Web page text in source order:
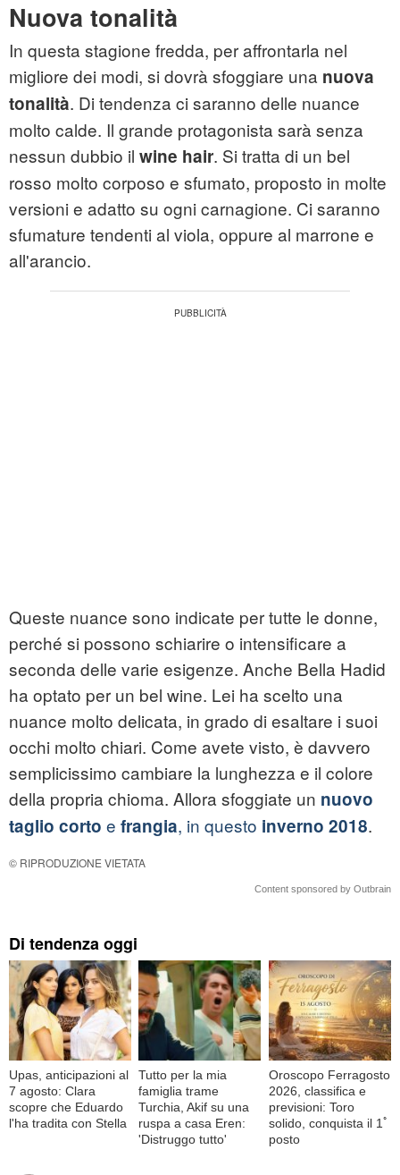
Nuova tonalità
In questa stagione fredda, per affrontarla nel
migliore dei modi, si dovrà sfoggiare una nuova
tonalità. Di tendenza ci saranno delle nuance
molto calde. Il grande protagonista sarà senza
nessun dubbio il wine hair. Si tratta di un bel
rosso molto corposo e sfumato, proposto in molte
versioni e adatto su ogni carnagione. Ci saranno
sfumature tendenti al viola, oppure al marrone e
all'arancio.
Queste nuance sono indicate per tutte le donne,
perché si possono schiarire o intensificare a
seconda delle varie esigenze. Anche Bella Hadid
ha optato per un bel wine. Lei ha scelto una
nuance molto delicata, in grado di esaltare i suoi
occhi molto chiari. Come avete visto, è davvero
semplicissimo cambiare la lunghezza e il colore
della propria chioma. Allora sfoggiate un nuovo
taglio corto e frangia, in questo inverno 2018.
© RIPRODUZIONE VIETATA
Content sponsored by Outbrain
Di tendenza oggi
Upas, anticipazioni al
7 agosto: Clara
scopre che Eduardo
l'ha tradita con Stella
Tutto per la mia
famiglia trame
Turchia, Akif su una
ruspa a casa Eren:
'Distruggo tutto'
Oroscopo Ferragosto
2026, classifica e
previsioni: Toro
solido, conquista il 1ﾟ
posto